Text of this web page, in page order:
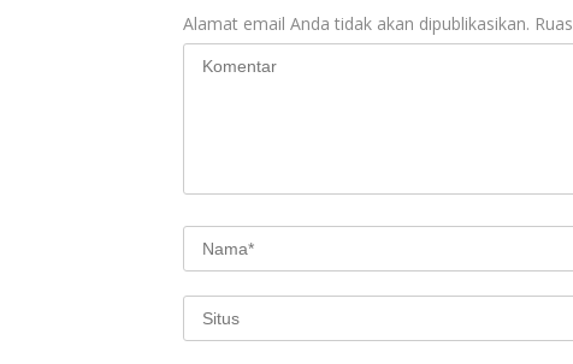
Alamat email Anda tidak akan dipublikasikan.